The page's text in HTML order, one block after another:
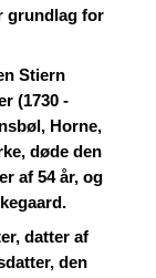
grundlag for
Stiern
(1730 -
Horne,
døde den
af 54 år, og
datter af
den